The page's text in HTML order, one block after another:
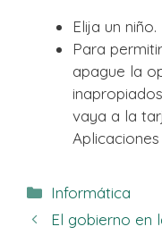
Elija un niño.
Para
apague la
vaya a la
Categorías
Informática
El gobierno en